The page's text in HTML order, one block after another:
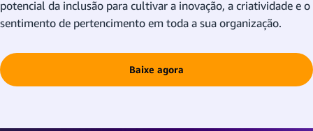
potencial da inclusão para cultivar a inovação, a criatividade e o
sentimento de pertencimento em toda a sua organização.
Baixe agora